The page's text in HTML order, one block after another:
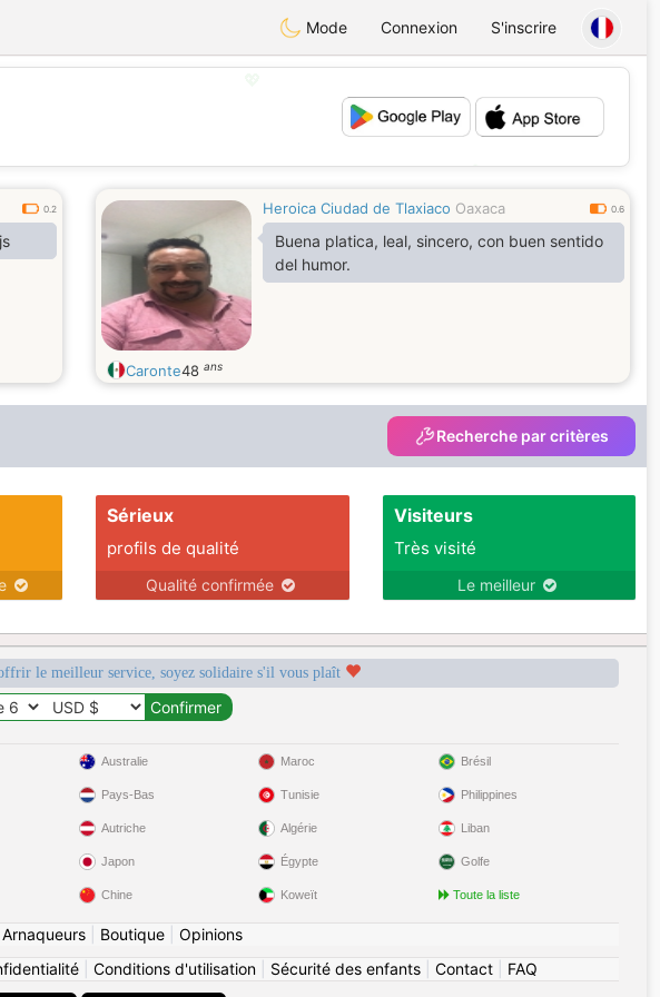
Mode Connexion S'inscrire
💕
0.2 Heroica Ciudad de Tlaxiaco Oaxaca 0.6
Buena platica, leal, sincero, con buen sentido
del humor.
Caronte48 ans
Recherche par critères
Sérieux
profils de qualité
Qualité confirmée
Visiteurs
Très visité
Le meilleur
le meilleur service, soyez solidaire s'il vous plaît
Australie
Pays-Bas
Autriche
Japon
Chine
Maroc
Tunisie
Algérie
Égypte
Koweït
Brésil
Philippines
Liban
Golfe
Toute la liste
Arnaqueurs| Boutique| Opinions
| Conditions d'utilisation| Sécurité des enfants| Contact| FAQ